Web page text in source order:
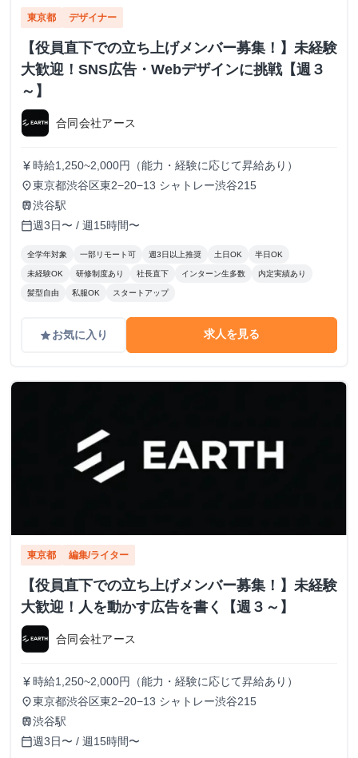
東京都 デザイナー
【役員直下での立ち上げメンバー募集！】未経験
大歓迎！SNS広告・Webデザインに挑戦【週３
～】
合同会社アース
currency_yen 時給1,250~2,000円（能力・経験に応じて昇給あり）
place東京都渋谷区東2−20−13 シャトレー渋谷215
train渋谷駅
calendar_today週3日〜 / 週15時間〜
全学年対象 一部リモート可 週3日以上推奨 土日OK 半日OK
未経験OK 研修制度あり 社長直下 インターン生多数 内定実績あり
髪型自由 私服OK スタートアップ
gradeお気に入り 求人を見る
東京都 編集/ライター
【役員直下での立ち上げメンバー募集！】未経験
大歓迎！人を動かす広告を書く【週３～】
合同会社アース
currency_yen 時給1,250~2,000円（能力・経験に応じて昇給あり）
place東京都渋谷区東2−20−13 シャトレー渋谷215
train渋谷駅
calendar_today週3日〜 / 週15時間〜